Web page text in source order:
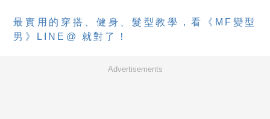
最實用的穿搭、健身、髮型教學，看《MF變型
男》LINE@ 就對了！
Advertisements